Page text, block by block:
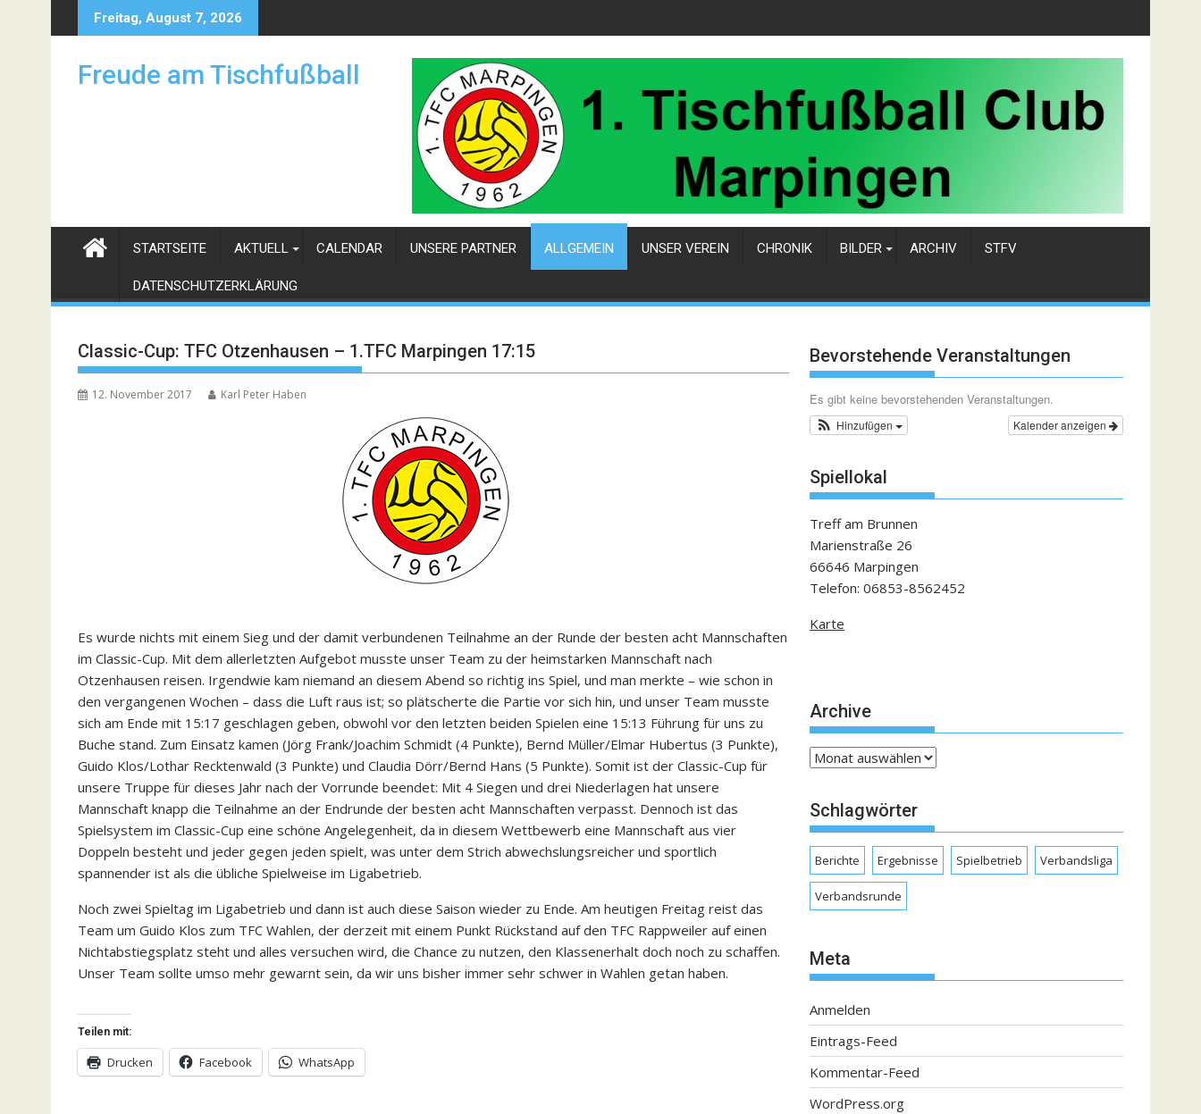
to
Freitag, August 7, 2026
Freude am Tischfußball
STARTSEITE AKTUELL CALENDAR UNSERE PARTNER ALLGEMEIN UNSER VEREIN CHRONIK BILDER ARCHIV STFV
DATENSCHUTZERKLÄRUNG
Classic-Cup: TFC Otzenhausen – 1.TFC Marpingen 17:15
12. November 2017 Karl Peter Haben
Es wurde nichts mit einem Sieg und der damit verbundenen Teilnahme an der Runde der besten acht Mannschaften
im Classic-Cup. Mit dem allerletzten Aufgebot musste unser Team zu der heimstarken Mannschaft nach
Otzenhausen reisen. Irgendwie kam niemand an diesem Abend so richtig ins Spiel, und man merkte – wie schon in
den vergangenen Wochen – dass die Luft raus ist; so plätscherte die Partie vor sich hin, und unser Team musste
sich am Ende mit 15:17 geschlagen geben, obwohl vor den letzten beiden Spielen eine 15:13 Führung für uns zu
Buche stand. Zum Einsatz kamen (Jörg Frank/Joachim Schmidt (4 Punkte), Bernd Müller/Elmar Hubertus (3 Punkte),
Guido Klos/Lothar Recktenwald (3 Punkte) und Claudia Dörr/Bernd Hans (5 Punkte). Somit ist der Classic-Cup für
unsere Truppe für dieses Jahr nach der Vorrunde beendet: Mit 4 Siegen und drei Niederlagen hat unsere
Mannschaft knapp die Teilnahme an der Endrunde der besten acht Mannschaften verpasst. Dennoch ist das
Spielsystem im Classic-Cup eine schöne Angelegenheit, da in diesem Wettbewerb eine Mannschaft aus vier
Doppeln besteht und jeder gegen jeden spielt, was unter dem Strich abwechslungsreicher und sportlich
spannender ist als die übliche Spielweise im Ligabetrieb.
Noch zwei Spieltag im Ligabetrieb und dann ist auch diese Saison wieder zu Ende. Am heutigen Freitag reist das
Team um Guido Klos zum TFC Wahlen, der derzeit mit einem Punkt Rückstand auf den TFC Rappweiler auf einen
Nichtabstiegsplatz steht und alles versuchen wird, die Chance zu nutzen, den Klassenerhalt doch noch zu schaffen.
Unser Team sollte umso mehr gewarnt sein, da wir uns bisher immer sehr schwer in Wahlen getan haben.
Teilen mit:
Drucken Facebook WhatsApp
Bevorstehende Veranstaltungen
Es gibt keine bevorstehenden Veranstaltungen.
Kalender anzeigen
Hinzufügen
Spiellokal
Treff am Brunnen
Marienstraße 26
66646 Marpingen
Telefon: 06853-8562452
Karte
Archive
Archive
Schlagwörter
Berichte Ergebnisse Spielbetrieb Verbandsliga
Verbandsrunde
Meta
Anmelden
Eintrags-Feed
Kommentar-Feed
WordPress.org